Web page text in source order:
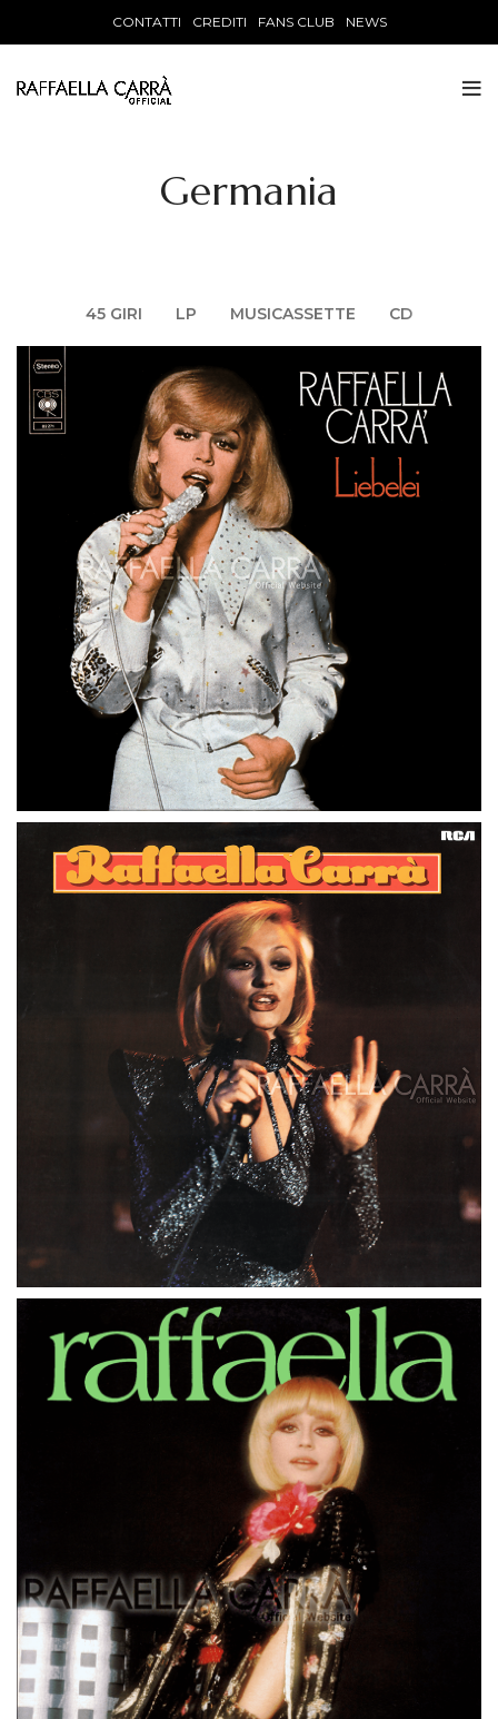
CONTATTI CREDITI FANS CLUB NEWS
Germania
45 GIRI LP MUSICASSETTE CD
LP GERMANIA
LIEBELEI
RAFFAELLA CARRÁ